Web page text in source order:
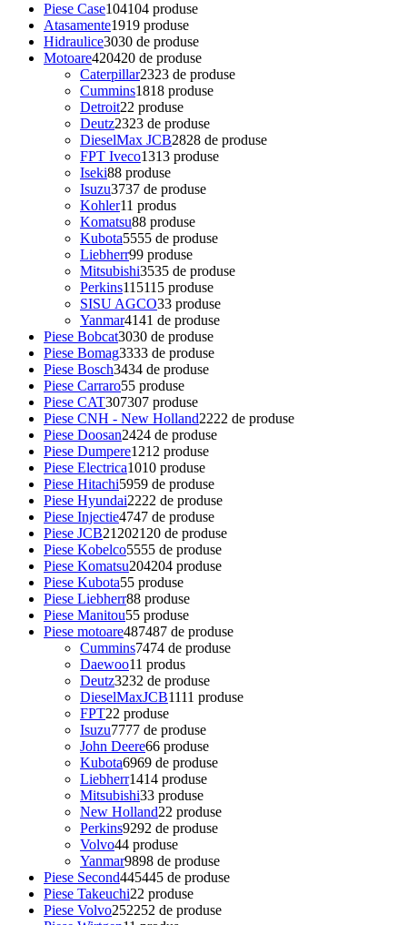
Piese Case104104 produse
Atasamente1919 produse
Hidraulice3030 de produse
Motoare420420 de produse
Caterpillar2323 de produse
Cummins1818 produse
Detroit22 produse
Deutz2323 de produse
DieselMax JCB2828 de produse
FPT Iveco1313 produse
Iseki88 produse
Isuzu3737 de produse
Kohler11 produs
Komatsu88 produse
Kubota5555 de produse
Liebherr99 produse
Mitsubishi3535 de produse
Perkins115115 produse
SISU AGCO33 produse
Yanmar4141 de produse
Piese Bobcat3030 de produse
Piese Bomag3333 de produse
Piese Bosch3434 de produse
Piese Carraro55 produse
Piese CAT307307 produse
Piese CNH - New Holland2222 de produse
Piese Doosan2424 de produse
Piese Dumpere1212 produse
Piese Electrica1010 produse
Piese Hitachi5959 de produse
Piese Hyundai2222 de produse
Piese Injectie4747 de produse
Piese JCB21202120 de produse
Piese Kobelco5555 de produse
Piese Komatsu204204 produse
Piese Kubota55 produse
Piese Liebherr88 produse
Piese Manitou55 produse
Piese motoare487487 de produse
Cummins7474 de produse
Daewoo11 produs
Deutz3232 de produse
DieselMaxJCB1111 produse
FPT22 produse
Isuzu7777 de produse
John Deere66 produse
Kubota6969 de produse
Liebherr1414 produse
Mitsubishi33 produse
New Holland22 produse
Perkins9292 de produse
Volvo44 produse
Yanmar9898 de produse
Piese Second445445 de produse
Piese Takeuchi22 produse
Piese Volvo252252 de produse